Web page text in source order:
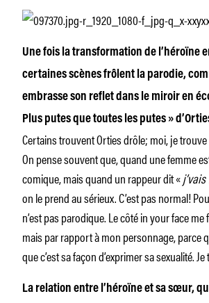
Une fois la transformation de l’héroïne
certaines scènes frôlent la parodie,
embrasse son reflet dans le miroir en
Plus putes que toutes les putes »
Certains trouvent Orties drôle; moi, je
On pense souvent que, quand une femme
comique, mais quand un rappeur dit «
on le prend au sérieux. C’est pas normal!
n’est pas parodique. Le côté in your face
mais par rapport à mon personnage, parce
que c’est sa façon d’exprimer sa sexualité.
La relation entre l’héroïne et sa sœur,